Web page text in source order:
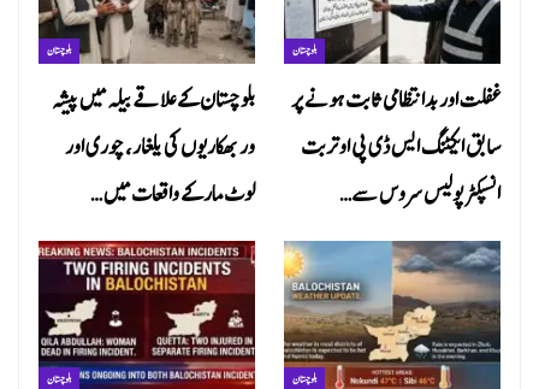
بلوچستان
بلوچستان کے علاقے بیلہ میں پیشہ
ور بھکاریوں کی یلغار، چوری اور
لوٹ مار کے واقعات میں…
بلوچستان
غفلت اور بدانتظامی ثابت ہونے پر
سابق ایکٹنگ ایس ڈی پی او تربت
انسپکٹر پولیس سروس سے…
بلوچستان بلوچستان